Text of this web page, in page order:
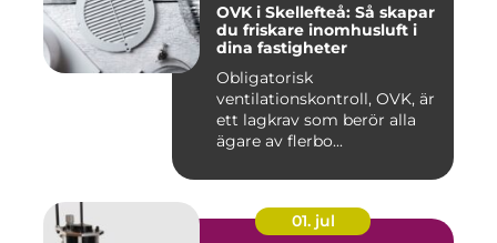
OVK i Skellefteå: Så skapar
du friskare inomhusluft i
dina fastigheter
Obligatorisk
ventilationskontroll, OVK, är
ett lagkrav som berör alla
ägare av flerbo...
01. jul